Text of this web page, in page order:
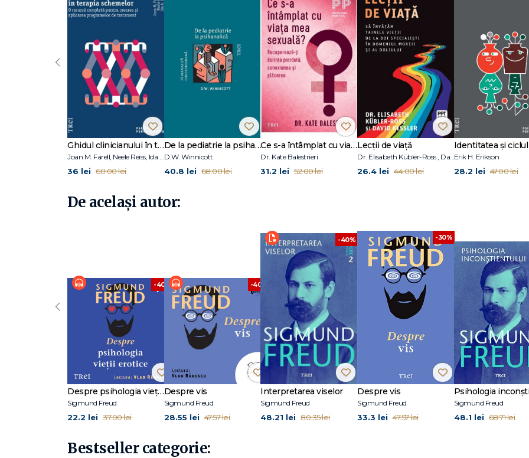
Acest volum conține un extras din lucrarea Disconfort în cultură, care a fost publicată în limba română în: Sigmund Freud, Opere
vol. 9, Studii despre societate și religie, București: Trei, 2010.
Apărut inițial în 1930, în contextul anilor „fără griji" ai perioadei interbelice, acesta este unul dintre eseurile seminale ale lui Freud. În el
scrutat mobilul existenței umane înseși, o existență aflată la confluența dintre căutarea fericirii și respectarea restricțiilor impuse de
Ne întâlnim aici cu concepte clasice ale psihanalizei, precum Supraeul, principiul plăcerii și principiul realității, pulsiunea de viață și
de moarte, analizate dintr-o perspectivă societală.
Ghidul clinicianului în terapia schemelor
36 lei 60.00 lei
De la pediatrie la psihanaliză
D.W. Winnicott
40.8 lei 68.00 lei
Ce s-a întâmplat cu viața mea sexuală?
Dr. Kate Balestrieri
31.2 lei 52.00 lei
Lecții de viață
Dr. Elisabeth Kübler-Ross , David Kessler
26.4 lei 44.00 lei
Identitatea și
Erik H. Erikson
28.2 lei 47.00 lei
‹
De același autor:
-40%
Despre psihologia vieții erotice
Sigmund Freud
22.2 lei 37.00 lei
-40%
Despre vis
Sigmund Freud
28.55 lei 47.57 lei
-40%
Interpretarea viselor
Sigmund Freud
48.21 lei 80.35 lei
-30%
Despre vis
Sigmund Freud
33.3 lei 47.57 lei
Sigmund Freud
48.1 lei 68.71 lei
‹
Bestseller categorie: